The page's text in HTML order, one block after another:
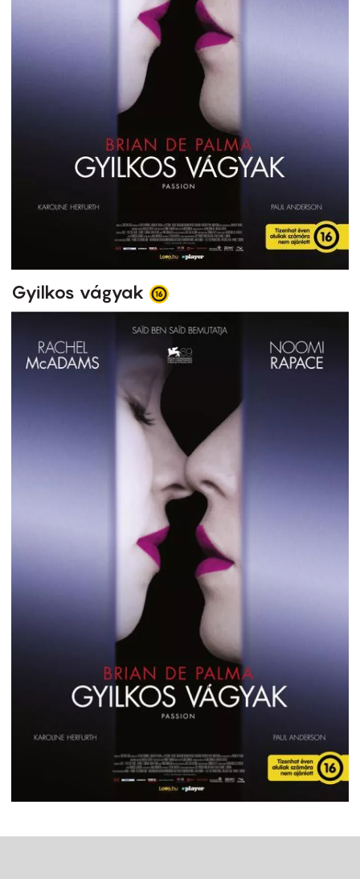
Gyilkos vágyak